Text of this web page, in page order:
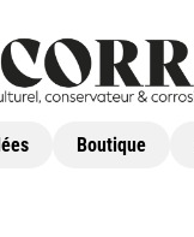
Boutique